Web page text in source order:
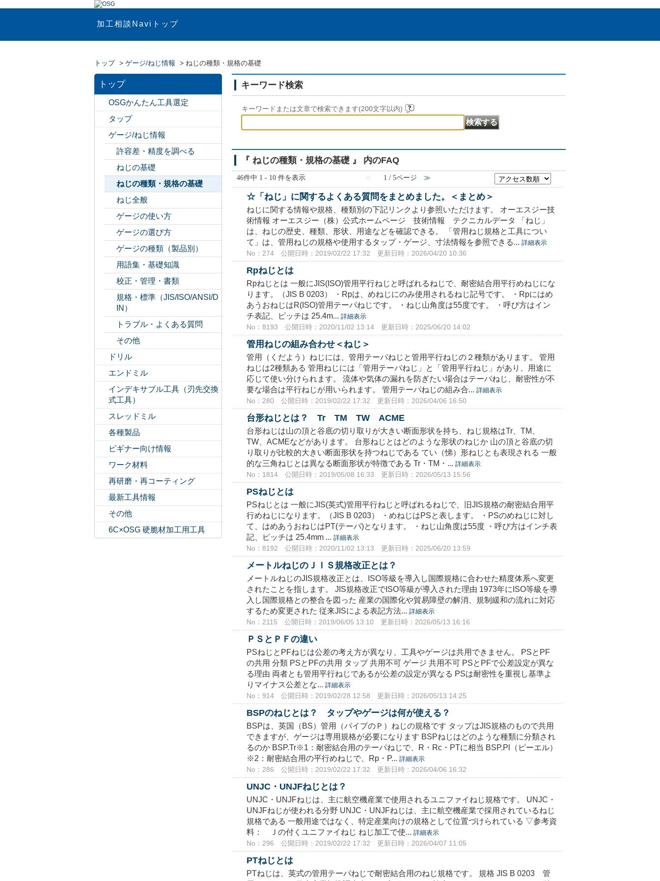
加工相談Naviトップ
トップ > ゲージ/ねじ情報 > ねじの種類・規格の基礎
トップ
OSGかんたん工具選定
タップ
ゲージ/ねじ情報
許容差・精度を調べる
ねじの基礎
ねじの種類・規格の基礎
ねじ全般
ゲージの使い方
ゲージの選び方
ゲージの種類（製品別）
用語集・基礎知識
校正・管理・書類
規格・標準（JIS/ISO/ANSI/D
IN）
トラブル・よくある質問
その他
ドリル
エンドミル
インデキサブル工具（刃先交換
式工具）
スレッドミル
各種製品
ビギナー向け情報
ワーク材料
再研磨・再コーティング
最新工具情報
その他
6C×OSG 硬脆材加工用工具
キーワード検索
キーワードまたは文章で検索できます(200文字以内)
『 ねじの種類・規格の基礎 』 内のFAQ
46件中 1 - 10 件を表示 ≪ 1 / 5ページ ≫
☆「ねじ」に関するよくある質問をまとめました。＜まとめ＞
ねじに関する情報や規格、種類別の下記リンクより参照いただけます。 オーエスジー技
術情報 オーエスジー（株）公式ホームページ 技術情報 テクニカルデータ 「ねじ」
は、ねじの歴史、種類、形状、用途などを確認できる。 「管用ねじ規格と工具につい
て」は、管用ねじの規格や使用するタップ・ゲージ、寸法情報を参照できる... 詳細表示
No：274
公開日時：2019/02/22 17:32 更新日時：2026/04/20 10:36
Rpねじとは
Rpねじとは 一般にJIS(ISO)管用平行ねじと呼ばれるねじで、耐密結合用平行めねじにな
ります。（JIS B 0203） ・Rpは、めねじにのみ使用されるねじ記号です。 ・Rpにはめ
あうおねじはR(ISO)管用テーパねじです。 ・ねじ山角度は55度です。 ・呼び方はイン
チ表記、ピッチは 25.4m... 詳細表示
No：8193
公開日時：2020/11/02 13:14 更新日時：2025/06/20 14:02
管用ねじの組み合わせ＜ねじ＞
管用（くだよう）ねじには、管用テーパねじと管用平行ねじの２種類があります。 管用
ねじは2種類ある 管用ねじには「管用テーパねじ」と「管用平行ねじ」があり、用途に
応じて使い分けられます。 流体や気体の漏れを防ぎたい場合はテーパねじ、耐密性が不
要な場合は平行ねじが用いられます。 管用テーパねじの組み合... 詳細表示
No：280
公開日時：2019/02/22 17:32 更新日時：2026/04/06 16:50
台形ねじとは？ Tr TM TW ACME
台形ねじは山の頂と谷底の切り取りが大きい断面形状を持ち、ねじ規格はTr、TM、
TW、ACMEなどがあります。 台形ねじとはどのような形状のねじか 山の頂と谷底の切
り取りが比較的大きい断面形状を持つねじである てい（悌）形ねじとも表現される 一般
的な三角ねじとは異なる断面形状が特徴である Tr・TM・... 詳細表示
No：1814
公開日時：2019/05/08 16:33 更新日時：2026/05/13 15:56
PSねじとは
PSねじとは 一般にJIS(英式)管用平行ねじと呼ばれるねじで、旧JIS規格の耐密結合用平
行めねじになります。（JIS B 0203） ・めねじはPSと表します。 ・PSのめねじに対し
て、はめあうおねじはPT(テーパ)となります。 ・ねじ山角度は55度 ・呼び方はインチ表
記、ピッチは 25.4mm ... 詳細表示
No：8192
公開日時：2020/11/02 13:13 更新日時：2025/06/20 13:59
メートルねじのＪＩＳ規格改正とは？
メートルねじのJIS規格改正とは、ISO等級を導入し国際規格に合わせた精度体系へ変更
されたことを指します。 JIS規格改正でISO等級が導入された理由 1973年にISO等級を導
入し国際規格との整合を図った 産業の国際化や貿易障壁の解消、規制緩和の流れに対応
するため変更された 従来JISによる表記方法... 詳細表示
No：2115
公開日時：2019/06/05 13:10 更新日時：2026/05/13 16:16
ＰＳとＰＦの違い
PSねじとPFねじは公差の考え方が異なり、工具やゲージは共用できません。 PSとPF
の共用 分類 PSとPFの共用 タップ 共用不可 ゲージ 共用不可 PSとPFで公差設定が異な
る理由 両者とも管用平行ねじであるが公差の設定が異なる PSは耐密性を重視し基準よ
りマイナス公差とな... 詳細表示
No：914
公開日時：2019/02/28 12:58 更新日時：2026/05/13 14:25
BSPのねじとは？ タップやゲージは何が使える？
BSPは、英国（BS）管用（パイプのＰ）ねじの規格です タップはJIS規格のもので共用
できますが、ゲージは専用規格が必要になります BSPねじはどのような種類に分類され
るのか BSP.Tr※1：耐密結合用のテーパねじで、R・Rc・PTに相当 BSP.Pl（ピーエル）
※2：耐密結合用の平行めねじで、Rp・P... 詳細表示
No：286
公開日時：2019/02/22 17:32 更新日時：2026/04/06 16:32
UNJC・UNJFねじとは？
UNJC・UNJFねじは、主に航空機産業で使用されるユニファイねじ規格です。 UNJC・
UNJFねじが使われる分野 UNJC・UNJFねじは、主に航空機産業で採用されているねじ
規格である 一般用途ではなく、特定産業向けの規格として位置づけられている ▽参考資
料： Ｊの付くユニファイねじ ねじ加工で使... 詳細表示
No：296
公開日時：2019/02/22 17:32 更新日時：2026/04/07 11:05
PTねじとは
PTねじは、英式の管用テーパねじで耐密結合用のねじ規格です。 規格 JIS B 0203 管